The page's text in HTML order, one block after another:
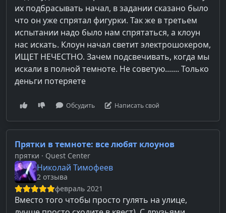
их подбрасывать начал, в задании сказано было
что он уже спрятал фигурки. Так же в третьем
испытании надо было нам спрятаться, а клоун
нас искать. Клоун начал светит электрошокером,
ИЩЕТ НЕЧЕСТНО. Зачем подсвечивать, когда мы
искали в полной темноте. Не советую....... Только
деньги потеряете
Обсудить Написать свой
Прятки в темноте: все любят клоунов
прятки · Quest Center
Николай Тимофеев
2 отзыва
февраль 2021
Вместо того чтобы просто гулять на улице,